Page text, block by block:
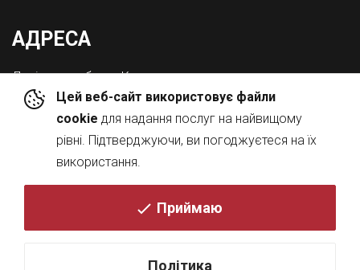
Цей веб-сайт використовує файли
cookie для надання послуг на найвищому
рівні. Підтверджуючи, ви погоджуєтеся на їх
використання.
Приймаю
Політика
АДРЕСА
Львівська обл., с. Конопниця,
Вул. Городоцька 8а